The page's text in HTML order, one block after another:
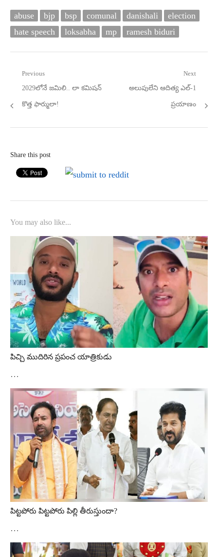
abuse bjp bsp comunal danishali
election
hate speech
loksabha mp ramesh biduri
Post
navigation
Previous
Previous
post:
2029లోనే జమిలి.. లా కమిషన్‌
కొత్త ఫార్ములా!
Next
Next
అలుపులేని ఆదిత్య ఎల్‌-1
ప్రయాణం
Share this post
You may also like...
పిచ్చి ముదిరిన ప్రపంచ యాత్రికుడు
…
పిట్టపోరు పిట్టపోరు పిల్లి తీరుస్తుందా?
…